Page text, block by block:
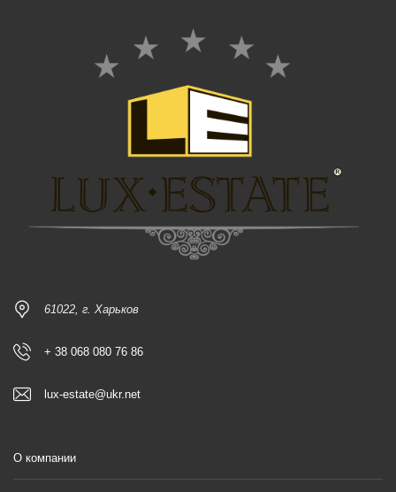
61022, г. Харьков
+ 38 068 080 76 86
lux-estate@ukr.net
О компании